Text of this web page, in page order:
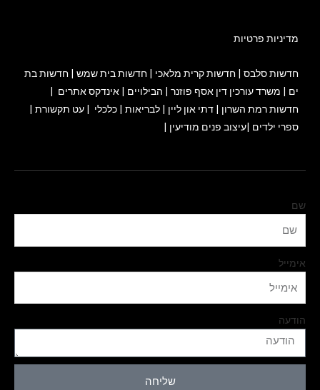
מדיניות פרטיות
חדשות סלבס | חדשות קרית מלאכי | חדשות בית שמש | חדשות בת
ים | משרד עורכין דין אסף פוזנר | הבילויים | אינדקס אתרים |
חדשות רמת השרון | דתי און ליין | לבריאות | כלכלי | עט תקשורת |
ספרי ילדים |עיצוב פנים מודיעין |
שם
אימייל
הודעה
שליחה